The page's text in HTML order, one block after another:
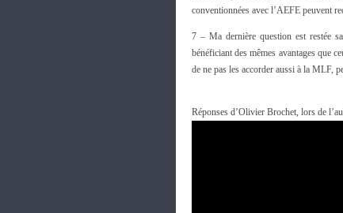
conventionnées avec l’AEFE peuvent
7 – Ma dernière question est restée
bénéficiant des mêmes avantages que
de ne pas les accorder aussi à la MLF,
Réponses d’Olivier Brochet, lors de